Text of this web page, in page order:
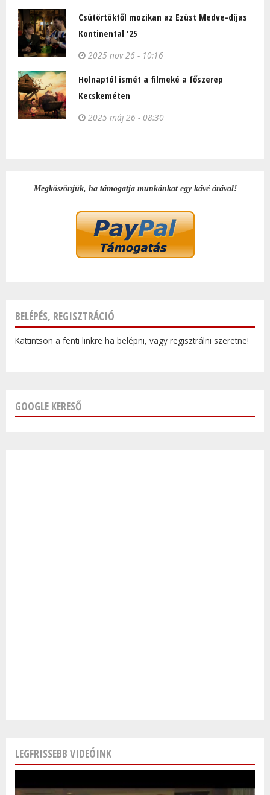
Csütörtöktől mozikan az Ezüst Medve-díjas
Kontinental '25
2025 nov 26 - 10:16
Holnaptól ismét a filmeké a főszerep
Kecskeméten
2025 máj 26 - 08:30
Megköszönjük, ha támogatja munkánkat egy kávé árával!
BELÉPÉS, REGISZTRÁCIÓ
Kattintson a fenti linkre ha belépni, vagy regisztrálni szeretne!
GOOGLE KERESŐ
LEGFRISSEBB VIDEÓINK